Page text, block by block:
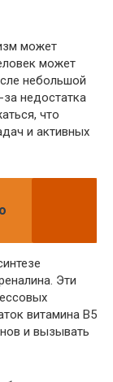
может
может
небольшой
недостатка
что
и активных
Эти
витамина B5
и вызывать